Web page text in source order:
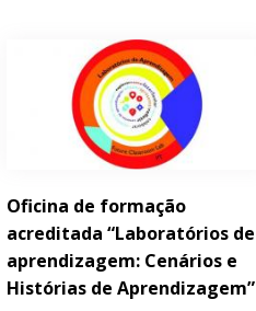
Oficina de formação
acreditada “Laboratórios de
aprendizagem: Cenários e
Histórias de Aprendizagem”